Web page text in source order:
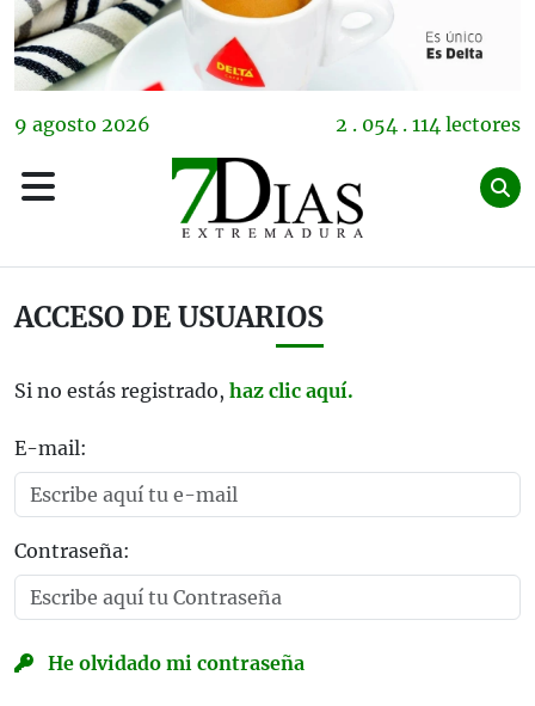
9 agosto 2026 2 . 054 . 114 lectores
ACCESO DE USUARIOS
Si no estás registrado, haz clic aquí.
E-mail:
Contraseña:
He olvidado mi contraseña